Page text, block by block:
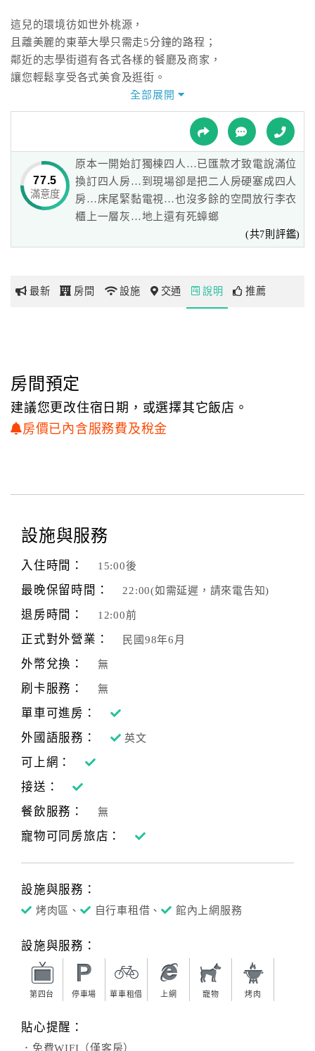
宿
全
租
網
紅
玩
顧
客
服
務
客
意
度
訂
單
理
會
員
戶
客
服
聯
絡
單
Line
上
紅
這兒的環境彷如世外桃源，
且離美麗的東華大學只需走5分鐘的路程；
鄰近的志學街道有各式各樣的餐廳及商家，
讓您輕鬆享受各式美食及逛街。
民宿裡，我們採用原木裝潢與傢俱，乾靜且溫馨的設計，
一踏出房門是翠綠的草坪，寬敞的花園與停車場，
來芭那那花園民宿渡假，讓您忘掉一切緊張與壓力，
親愛的朋友～補足動力就在這兒！
全部展開
77.5
滿意度
原本一開始訂獨棟四人…已匯款才致電說滿位
換訂四人房…到現場卻是把二人房硬塞成四人
房…床尾緊黏電視…也沒多餘的空間放行李衣
櫃上一層灰…地上還有死蟑螂
(共7則評鑑)
最新 房間 設施 交通 說明 推薦
房間預定
建議您更改住宿日期，或選擇其它飯店。
房價已內含服務費及稅金
設施與服務
入住時間： 15:00後
最晚保留時間： 22:00(如需延遲，請來電告知)
退房時間： 12:00前
正式對外營業： 民國98年6月
外幣兌換： 無
刷卡服務： 無
單車可進房：
外國語服務：
英文
可上網：
接送：
餐飲服務：
無
寵物可同房旅店：
設施與服務：
烤肉區、 自行車租借、 館內上網服務
設施與服務：
第四台 停車場 單車租借 上網 寵物 烤肉
貼心提醒：
．免費WIFI（僅客房）